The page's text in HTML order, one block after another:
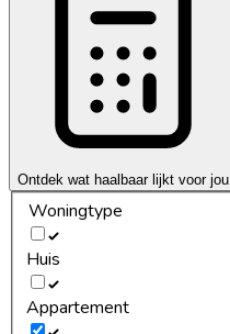
Ontdek wat haalbaar lijkt voor jou
Woningtype
Huis
Appartement